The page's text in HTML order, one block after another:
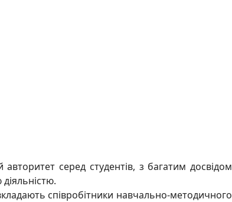
серед студентів, з багатим досвідом
співробітники навчально-методичного